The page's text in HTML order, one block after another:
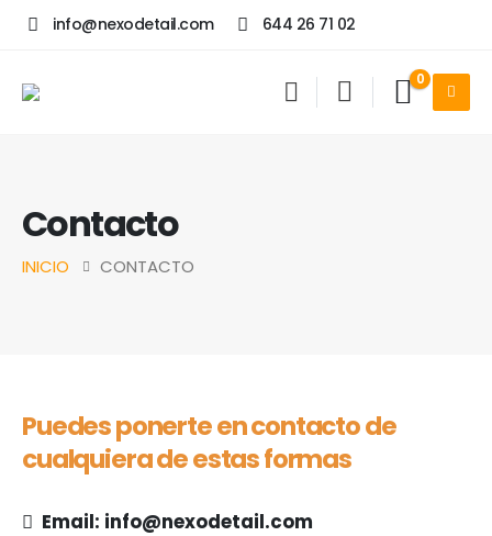
info@nexodetail.com 644 26 71 02
0
Contacto
INICIO CONTACTO
Puedes ponerte en contacto de
cualquiera de estas formas
Email: info@nexodetail.com